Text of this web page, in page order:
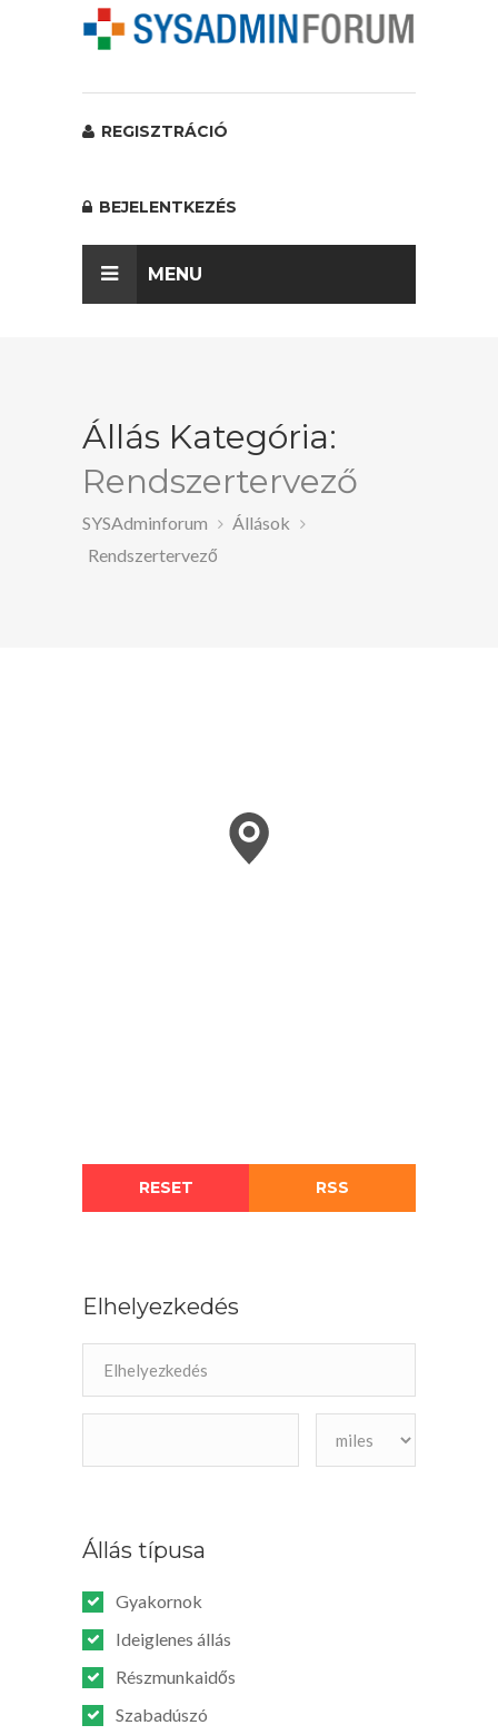
REGISZTRÁCIÓ
BEJELENTKEZÉS
MENU
Állás Kategória:
Rendszertervező
SYSAdminforum
Állások
Rendszertervező
RESET RSS
Elhelyezkedés
Állás típusa
Gyakornok
Ideiglenes állás
Részmunkaidős
Szabadúszó